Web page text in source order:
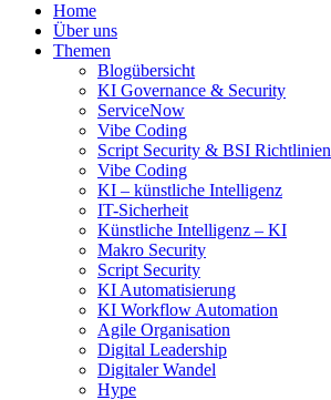
Home
Über uns
Themen
Blogübersicht
KI Governance & Security
ServiceNow
Vibe Coding
Script Security & BSI Richtlinien
Vibe Coding
KI – künstliche Intelligenz
IT-Sicherheit
Künstliche Intelligenz – KI
Makro Security
Script Security
KI Automatisierung
KI Workflow Automation
Agile Organisation
Digital Leadership
Digitaler Wandel
Hype